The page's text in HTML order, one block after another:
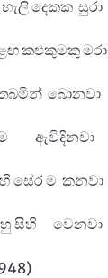
දෙකක සුරා
කළුකුමකු මරා
බොනවා
ඇවිදිනවා
සේර ම කනවා
සිහි වෙනවා